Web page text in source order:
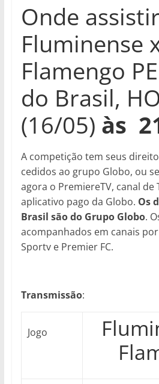
Onde
Fluminense
Flamengo
do Brasil,
(16/05) às
A competição tem seus
cedidos ao grupo Globo, ou
agora o PremiereTV, canal de
aplicativo pago da Globo. Os
Brasil são do Grupo Globo.
acompanhados em canais
Sportv e Premier FC.
Transmissão:
Jogo